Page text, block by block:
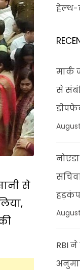
से
हेल्‍थ-
मार्क
से
हड़कंप
RBI